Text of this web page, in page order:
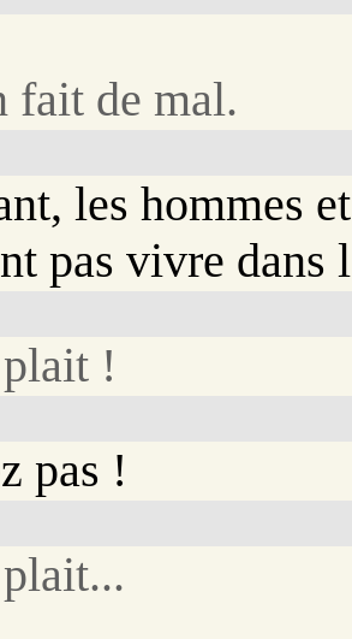
fait de mal.
les hommes
pas vivre dans
!
pas !